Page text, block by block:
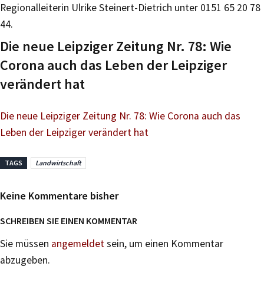
Regionalleiterin Ulrike Steinert-Dietrich unter 0151 65 20 78
44.
Die neue Leipziger Zeitung Nr. 78: Wie
Corona auch das Leben der Leipziger
verändert hat
Die neue Leipziger Zeitung Nr. 78: Wie Corona auch das
Leben der Leipziger verändert hat
TAGS Landwirtschaft
Keine Kommentare bisher
SCHREIBEN SIE EINEN KOMMENTAR
Sie müssen angemeldetsein, um einen Kommentar
abzugeben.